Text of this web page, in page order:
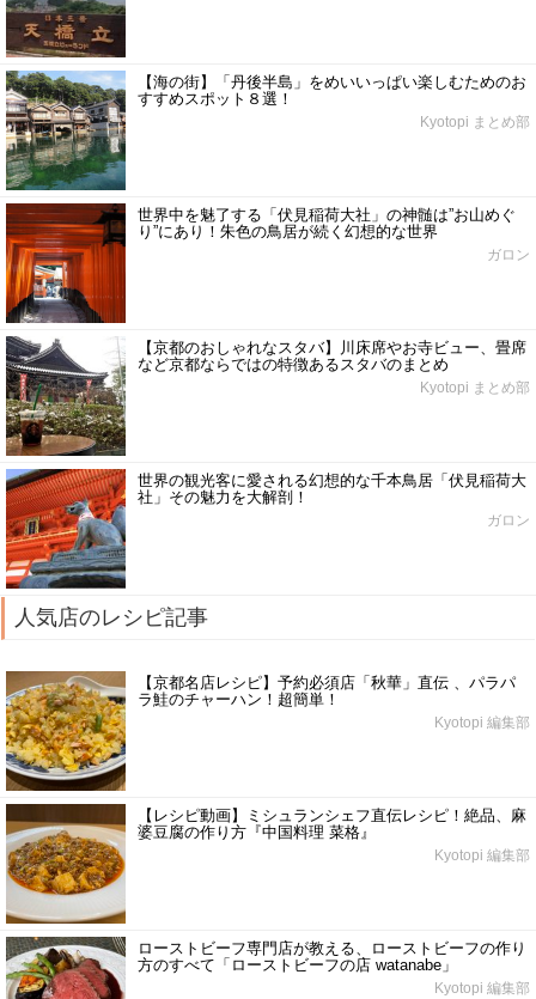
【海の街】「丹後半島」をめいいっぱい楽しむためのお
すすめスポット８選！
Kyotopi まとめ部
世界中を魅了する「伏見稲荷大社」の神髄は”お山めぐ
り”にあり！朱色の鳥居が続く幻想的な世界
ガロン
【京都のおしゃれなスタバ】川床席やお寺ビュー、畳席
など京都ならではの特徴あるスタバのまとめ
Kyotopi まとめ部
世界の観光客に愛される幻想的な千本鳥居「伏見稲荷大
社」その魅力を大解剖！
ガロン
人気店のレシピ記事
【京都名店レシピ】予約必須店「秋華」直伝 、パラパ
ラ鮭のチャーハン！超簡単！
Kyotopi 編集部
【レシピ動画】ミシュランシェフ直伝レシピ！絶品、麻
婆豆腐の作り方『中国料理 菜格』
Kyotopi 編集部
ローストビーフ専門店が教える、ローストビーフの作り
方のすべて「ローストビーフの店 watanabe」
Kyotopi 編集部